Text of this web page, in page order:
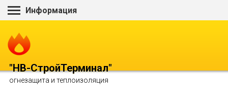
Информация
"НВ-СтройТерминал"
огнезащита и теплоизоляция